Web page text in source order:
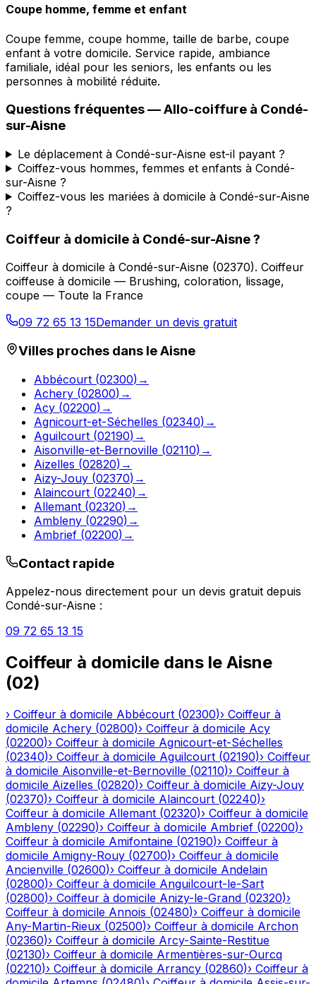
Coupe homme, femme et enfant
Coupe femme, coupe homme, taille de barbe, coupe
enfant à votre domicile. Service rapide, ambiance
familiale, idéal pour les seniors, les enfants ou les
personnes à mobilité réduite.
Questions fréquentes —Allo-coiffure à Condé-
sur-Aisne
Le déplacement à Condé-sur-Aisne est-il payant ?
Coiffez-vous hommes, femmes et enfants à Condé-
sur-Aisne ?
Coiffez-vous les mariées à domicile à Condé-sur-Aisne
?
Coiffeur à domicile à Condé-sur-Aisne?
Coiffeur à domicile à Condé-sur-Aisne (02370). Coiffeur
coiffeuse à domicile — Brushing, coloration, lissage,
coupe — Toute la France
09 72 65 13 15Demander un devis gratuit
Villes proches dans leAisne
Abbécourt (02300) →
Achery (02800) →
Acy (02200) →
Agnicourt-et-Séchelles (02340) →
Aguilcourt (02190) →
Aisonville-et-Bernoville (02110) →
Aizelles (02820) →
Aizy-Jouy (02370) →
Alaincourt (02240) →
Allemant (02320) →
Ambleny (02290) →
Ambrief (02200) →
Contact rapide
Appelez-nous directement pour un devis gratuit depuis
Condé-sur-Aisne :
09 72 65 13 15
Coiffeur à domicile dans le Aisne
(02)
› Coiffeur à domicile Abbécourt (02300)› Coiffeur à
domicile Achery (02800)› Coiffeur à domicile Acy
(02200)› Coiffeur à domicile Agnicourt-et-Séchelles
(02340)› Coiffeur à domicile Aguilcourt (02190)› Coiffeur
à domicile Aisonville-et-Bernoville (02110)› Coiffeur à
domicile Aizelles (02820)› Coiffeur à domicile Aizy-Jouy
(02370)› Coiffeur à domicile Alaincourt (02240)›
Coiffeur à domicile Allemant (02320)› Coiffeur à domicile
Ambleny (02290)› Coiffeur à domicile Ambrief (02200)›
Coiffeur à domicile Amifontaine (02190)› Coiffeur à
domicile Amigny-Rouy (02700)› Coiffeur à domicile
Ancienville (02600)› Coiffeur à domicile Andelain
(02800)› Coiffeur à domicile Anguilcourt-le-Sart
(02800)› Coiffeur à domicile Anizy-le-Grand (02320)›
Coiffeur à domicile Annois (02480)› Coiffeur à domicile
Any-Martin-Rieux (02500)› Coiffeur à domicile Archon
(02360)› Coiffeur à domicile Arcy-Sainte-Restitue
(02130)› Coiffeur à domicile Armentières-sur-Ourcq
(02210)› Coiffeur à domicile Arrancy (02860)› Coiffeur à